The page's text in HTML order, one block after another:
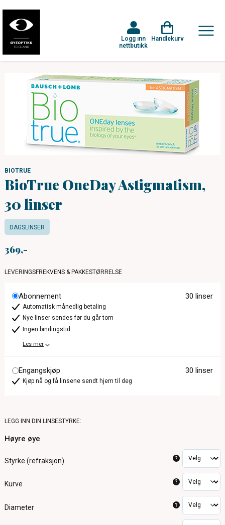
Logg inn
nettbutikk
Handlekurv
BIOTRUE
BioTrue OneDay Astigmatism,
30 linser
DAGSLINSER
369
LEVERINGSFREKVENS & PAKKESTØRRELSE
Abonnement 30 linser
Automatisk månedlig betaling
Nye linser sendes før du går tom
Ingen bindingstid
Les mer
Engangskjøp 30 linser
Kjøp nå og få linsene sendt hjem til deg
LEGG INN DIN LINSESTYRKE:
Høyre øye
Styrke (refraksjon) ?
Kurve ?
Diameter ?